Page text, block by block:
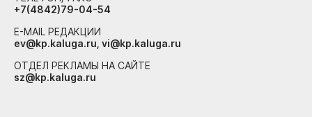
+7(4842)79-04-54
E-MAIL РЕДАКЦИИ
ev@kp.kaluga.ru, vi@kp.kaluga.ru
ОТДЕЛ РЕКЛАМЫ НА САЙТЕ
sz@kp.kaluga.ru